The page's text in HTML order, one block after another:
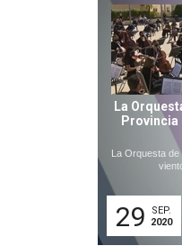
La
Provincia
La Orquesta
29
SEP.
2020